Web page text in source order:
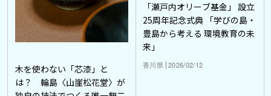
木を使わない「芯漆」と
は？ 輪島〈山崖松花堂〉が
「瀬戸内オリーブ基金」 設立
25周年記念式典 「学びの島・
豊島から考える 環境教育の未
来」
香川県 2026/02/12